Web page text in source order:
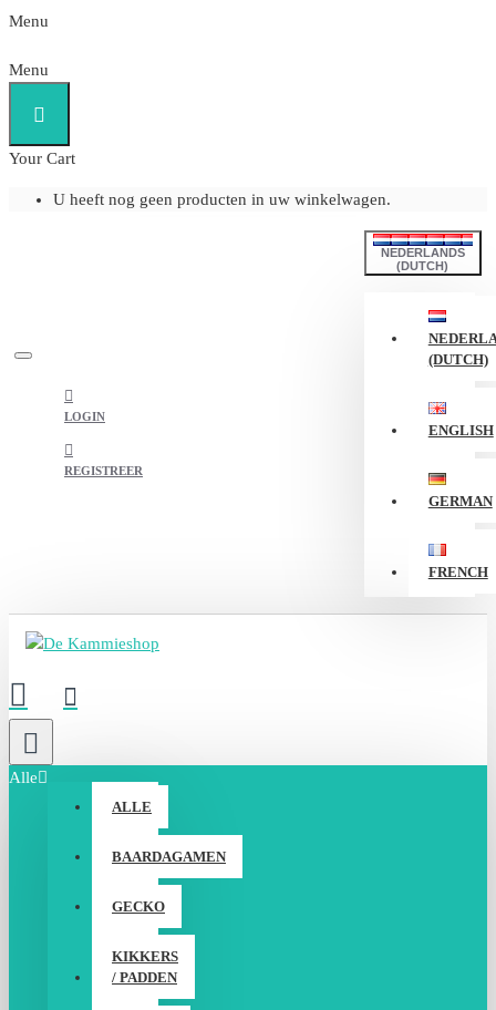
Menu
Menu
Your Cart
U heeft nog geen producten in uw winkelwagen.
LOGIN
REGISTREER
NEDERLANDS
(DUTCH)
(DUTCH)
ENGLISH
GERMAN
FRENCH
Alle
ALLE
BAARDAGAMEN
GECKO
KIKKERS
/ PADDEN